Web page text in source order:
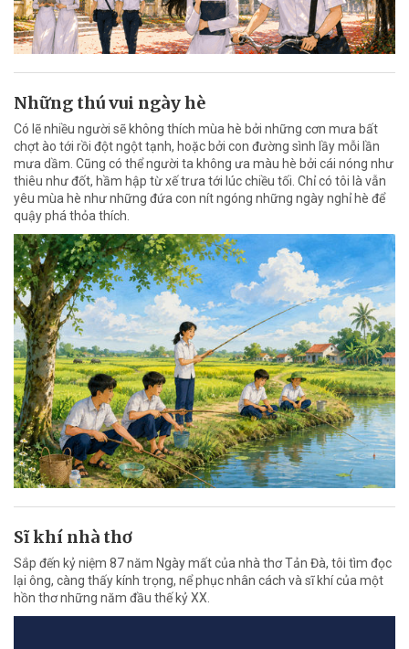
Những thú vui ngày hè
Có lẽ nhiều người sẽ không thích mùa hè bởi những cơn mưa bất
chợt ào tới rồi đột ngột tạnh, hoặc bởi con đường sình lầy mỗi lần
mưa dầm. Cũng có thể người ta không ưa màu hè bởi cái nóng như
thiêu như đốt, hầm hập từ xế trưa tới lúc chiều tối. Chỉ có tôi là vẫn
yêu mùa hè như những đứa con nít ngóng những ngày nghỉ hè để
quậy phá thỏa thích.
Sĩ khí nhà thơ
Sắp đến kỷ niệm 87 năm Ngày mất của nhà thơ Tản Đà, tôi tìm đọc
lại ông, càng thấy kính trọng, nể phục nhân cách và sĩ khí của một
hồn thơ những năm đầu thế kỷ XX.